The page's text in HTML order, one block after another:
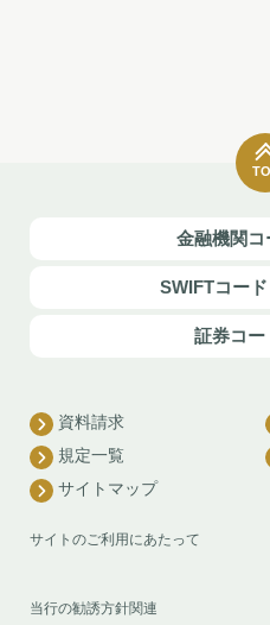
金融機関コ
SWIFTコー
証券コー
資料請求
規定一覧
サイトマップ
サイトのご利用にあたって
当行の勧誘方針関連